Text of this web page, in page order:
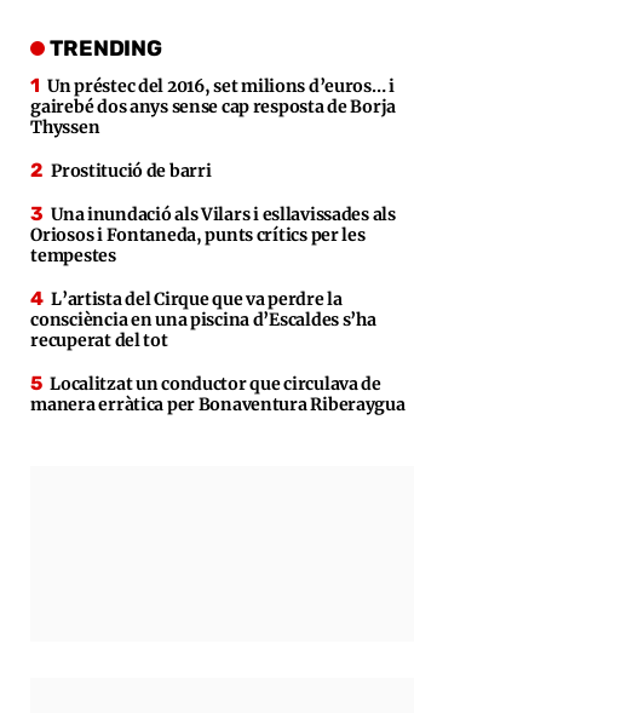
TRENDING
Un préstec del 2016, set milions d’euros… i
gairebé dos anys sense cap resposta de Borja
Thyssen
Prostitució de barri
Una inundació als Vilars i esllavissades als
Oriosos i Fontaneda, punts crítics per les
tempestes
L’artista del Cirque que va perdre la
consciència en una piscina d’Escaldes s’ha
recuperat del tot
Localitzat un conductor que circulava de
manera erràtica per Bonaventura Riberaygua